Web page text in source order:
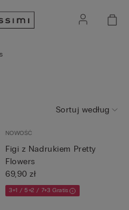
Sortuj według
NOWOŚĆ
Figi z Nadrukiem Pretty
Flowers
69,90 zł
3+1 / 5+2 / 7+3 Gratis